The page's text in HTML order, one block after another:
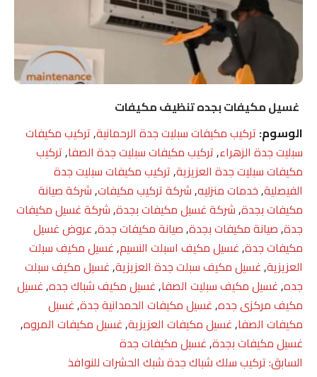
غسيل مكيفات بجده تنظيف مكيفات
الوسوم: تركيب مكيفات سبليت جدة الرحمانية,تركيب مكيفات
سبليت جدة الزهراء,تركيب مكيفات سبليت جدة الصفا,تركيب
مكيفات سبليت جدة العزيزية,تركيب مكيفات سبليت جدة
الفيصلية,خدمات منزليه,شركة تركيب مكيفات,شركة صيانة
مكيفات بجدة,شركة غسيل مكيفات بجدة,شركة غسيل مكيفات
جدة,صيانة مكيفات بجدة,صيانة مكيفات جدة,عروض غسيل
مكيفات جدة,غسيل مكيف اسبلت النسيم,غسيل مكيف سبلت
العزيزية,غسيل مكيف سبلت جدة العزيزية,غسيل مكيف سبلت
جده,غسيل مكيف سبليت الصفا,غسيل مكيف شباك جده,غسيل
مكيف مركزى جده,غسيل مكيفات الحمدانية جدة,غسيل
مكيفات الصفا,غسيل مكيفات العزيزية,غسيل مكيفات المروه,
غسيل مكيفات بجدة,غسيل مكيفات جدة
تصفّح
السابق:تركيب سلك شباك جدة شبك الحشرات للنوافذ